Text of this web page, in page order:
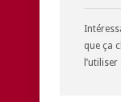
que ça